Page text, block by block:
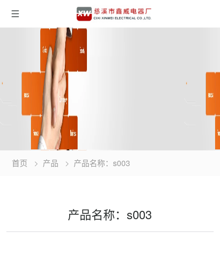
首页 产品 产品名称：s003
产品名称：s003